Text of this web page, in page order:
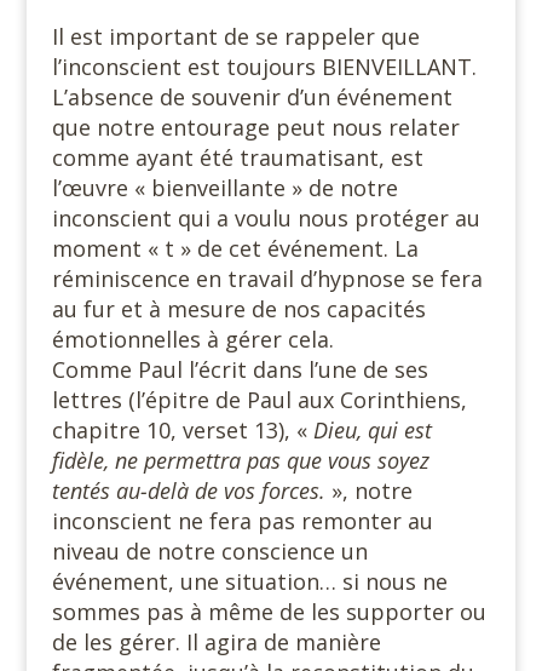
Il est important de se rappeler que
l’inconscient est toujours BIENVEILLANT.
L’absence de souvenir d’un événement
que notre entourage peut nous relater
comme ayant été traumatisant, est
l’œuvre « bienveillante » de notre
inconscient qui a voulu nous protéger au
moment « t » de cet événement. La
réminiscence en travail d’hypnose se fera
au fur et à mesure de nos capacités
émotionnelles à gérer cela.
Comme Paul l’écrit dans l’une de ses
lettres (l’épitre de Paul aux Corinthiens,
chapitre 10, verset 13), « Dieu, qui est
fidèle, ne permettra pas que vous soyez
tentés au-delà de vos forces. », notre
inconscient ne fera pas remonter au
niveau de notre conscience un
événement, une situation… si nous ne
sommes pas à même de les supporter ou
de les gérer. Il agira de manière